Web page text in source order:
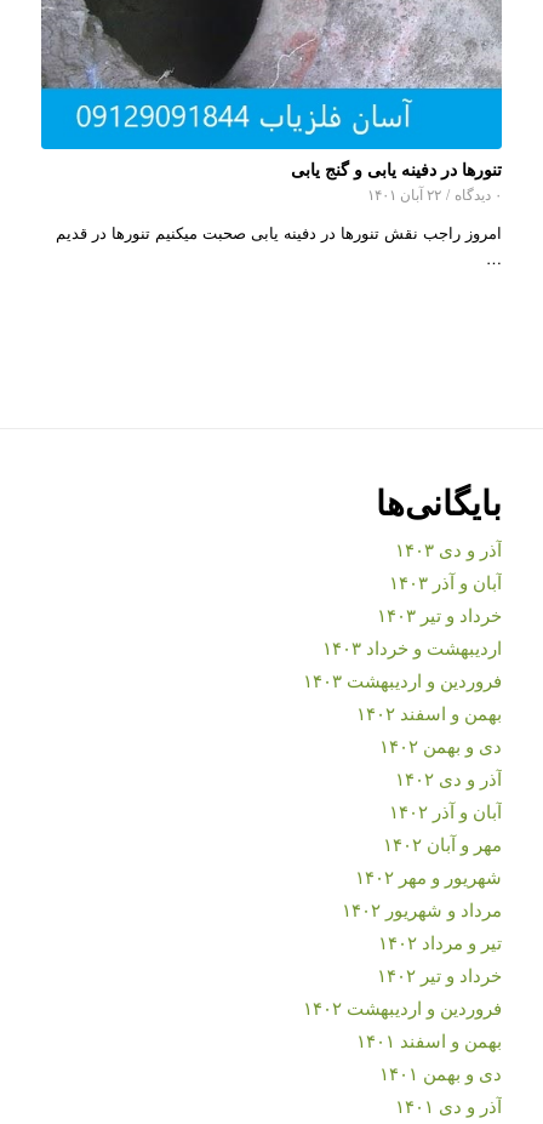
تنورها در دفینه یابی و گنج یابی
۰ دیدگاه / ۲۲ آبان ۱۴۰۱
امروز راجب نقش تنورها در دفینه یابی صحبت میکنیم تنورها در قدیم
…
بایگانی‌ها
آذر و دی ۱۴۰۳
آبان و آذر ۱۴۰۳
خرداد و تیر ۱۴۰۳
اردیبهشت و خرداد ۱۴۰۳
فروردین و اردیبهشت ۱۴۰۳
بهمن و اسفند ۱۴۰۲
دی و بهمن ۱۴۰۲
آذر و دی ۱۴۰۲
آبان و آذر ۱۴۰۲
مهر و آبان ۱۴۰۲
شهریور و مهر ۱۴۰۲
مرداد و شهریور ۱۴۰۲
تیر و مرداد ۱۴۰۲
خرداد و تیر ۱۴۰۲
فروردین و اردیبهشت ۱۴۰۲
بهمن و اسفند ۱۴۰۱
دی و بهمن ۱۴۰۱
آذر و دی ۱۴۰۱